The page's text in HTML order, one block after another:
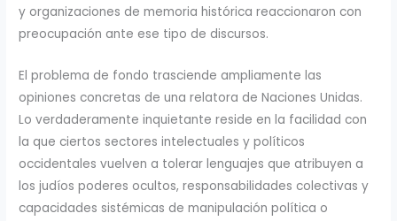
y organizaciones de memoria histórica reaccionaron con
preocupación ante ese tipo de discursos.
El problema de fondo trasciende ampliamente las
opiniones concretas de una relatora de Naciones Unidas.
Lo verdaderamente inquietante reside en la facilidad con
la que ciertos sectores intelectuales y políticos
occidentales vuelven a tolerar lenguajes que atribuyen a
los judíos poderes ocultos, responsabilidades colectivas y
capacidades sistémicas de manipulación política o